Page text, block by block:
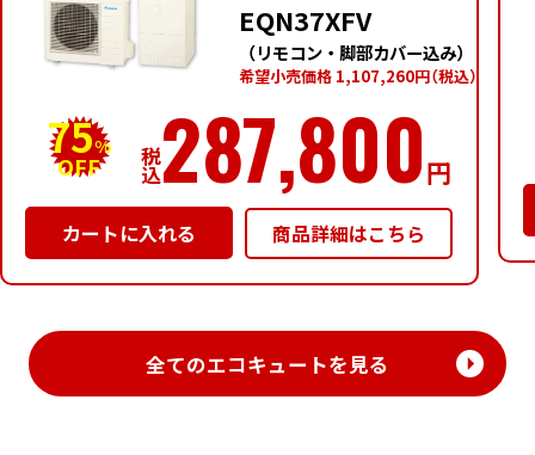
EQN37XFV
（リモコン・脚部カバー込み）
希望⼩売価格 1,107,260円（税込）
75%
OFF 税
込287,800円
商品詳細はこちら
全てのエコキュートを見る